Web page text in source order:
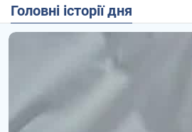
Головні історії дня